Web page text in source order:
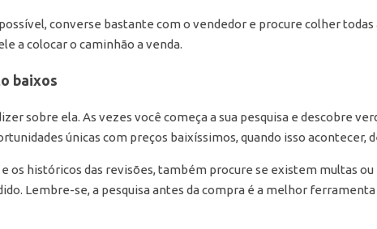
converse bastante com o vendedor e procure colher todas
a colocar o caminhão a venda.
baixos
sobre ela. As vezes você começa a sua pesquisa e descobre
únicas com preços baixíssimos, quando isso acontecer,
os históricos das revisões, também procure se existem multas
Lembre-se, a pesquisa antes da compra é a melhor